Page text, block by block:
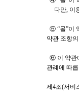
다만, 이
⑤ “몰”이
약관 조항
⑥ 이 약관
관례에 따
제4조(서비